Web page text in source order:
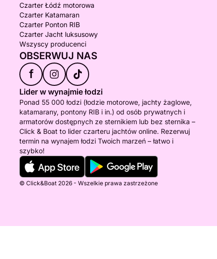
Czarter Łódź motorowa
Czarter Katamaran
Czarter Ponton RIB
Czarter Jacht luksusowy
Wszyscy producenci
OBSERWUJ NAS
f
Lider w wynajmie łodzi
Ponad 55 000 łodzi (łodzie motorowe, jachty żaglowe,
katamarany, pontony RIB i in.) od osób prywatnych i
armatorów dostępnych ze sternikiem lub bez sternika –
Click & Boat to lider czarteru jachtów online. Rezerwuj
termin na wynajem łodzi Twoich marzeń – łatwo i
szybko!
© Click&Boat 2026 - Wszelkie prawa zastrzeżone